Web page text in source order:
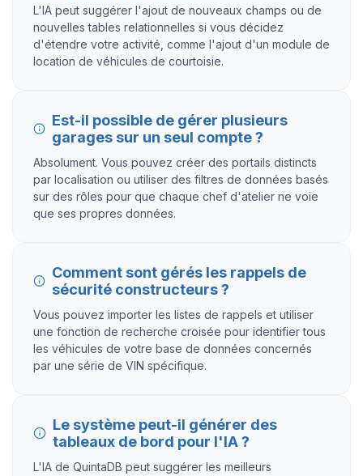
L'IA peut suggérer l'ajout de nouveaux champs ou de
nouvelles tables relationnelles si vous décidez
d'étendre votre activité, comme l'ajout d'un module de
location de véhicules de courtoisie.
Est-il possible de gérer plusieurs
garages sur un seul compte ?
Absolument. Vous pouvez créer des portails distincts
par localisation ou utiliser des filtres de données basés
sur des rôles pour que chaque chef d'atelier ne voie
que ses propres données.
Comment sont gérés les rappels de
sécurité constructeurs ?
Vous pouvez importer les listes de rappels et utiliser
une fonction de recherche croisée pour identifier tous
les véhicules de votre base de données concernés
par une série de VIN spécifique.
Le système peut-il générer des
tableaux de bord pour l'IA ?
L'IA de QuintaDB peut suggérer les meilleurs